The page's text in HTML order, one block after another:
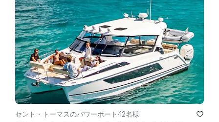
、島のすべてのサービス業事業と同様に、優れたサービスに対す
る船長へのチップは大歓迎です。よくできたと感じた場合、業界
の標準チップは基本費用の20％です
。
セント・トーマスのパワーボート ·12名様